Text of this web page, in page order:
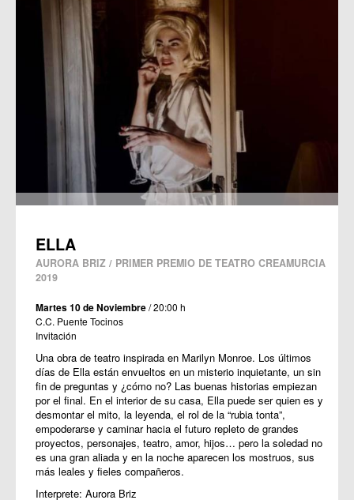
ELLA
AURORA BRIZ / PRIMER PREMIO DE TEATRO CREAMURCIA
2019
Martes 10 de Noviembre/ 20:00 h
C.C. Puente Tocinos
Invitación
Una obra de teatro inspirada en Marilyn Monroe. Los últimos
días de Ella están envueltos en un misterio inquietante, un sin
fin de preguntas y ¿cómo no? Las buenas historias empiezan
por el final. En el interior de su casa, Ella puede ser quien es y
desmontar el mito, la leyenda, el rol de la “rubia tonta”,
empoderarse y caminar hacia el futuro repleto de grandes
proyectos, personajes, teatro, amor, hijos… pero la soledad no
es una gran aliada y en la noche aparecen los mostruos, sus
más leales y fieles compañeros.
Interprete: Aurora Briz